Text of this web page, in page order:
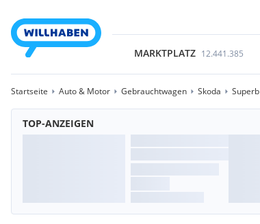
MARKTPLATZ 12.441.385
Startseite Auto & Motor Gebrauchtwagen Skoda Superb
TOP-ANZEIGEN